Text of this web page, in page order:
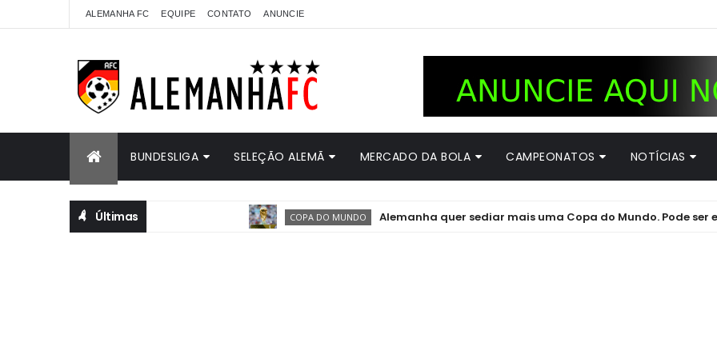
ALEMANHA FC EQUIPE CONTATO ANUNCIE
BUNDESLIGA SELEÇÃO ALEMÃ MERCADO DA BOLA CAMPEONATOS NOTÍCIAS
Últimas COPA DO MUNDO Alemanha quer sediar mais uma Copa do Mundo. Pode ser em 2038